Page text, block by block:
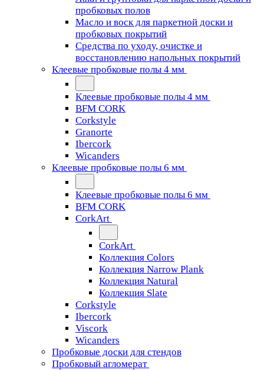
пробковых полов
Масло и воск для паркетной доски и
пробковых покрытий
Средства по уходу, очистке и
восстановлению напольных покрытий
Клеевые пробковые полы 4 мм
Клеевые пробковые полы 4 мм
BFM CORK
Corkstyle
Granorte
Ibercork
Wicanders
Клеевые пробковые полы 6 мм
Клеевые пробковые полы 6 мм
BFM CORK
CorkArt
CorkArt
Коллекция Colors
Коллекция Narrow Plank
Коллекция Natural
Коллекция Slate
Corkstyle
Ibercork
Viscork
Wicanders
Пробковые доски для стендов
Пробковый агломерат